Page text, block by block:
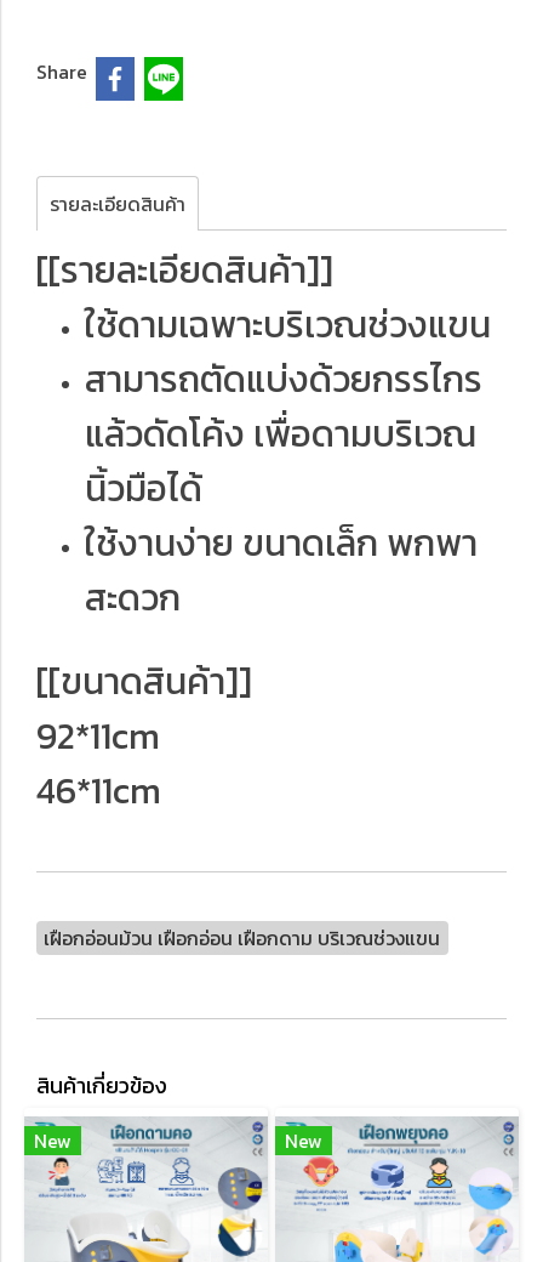
Share
รายละเอียดสินค้า
[[รายละเอียดสินค้า]]
ใช้ดามเฉพาะบริเวณช่วงแขน
สามารถตัดแบ่งด้วยกรรไกร
แล้วดัดโค้ง เพื่อดามบริเวณ
นิ้วมือได้
ใช้งานง่าย ขนาดเล็ก พกพา
สะดวก
[[ขนาดสินค้า]]
92*11cm
46*11cm
เฝือกอ่อนม้วน เฝือกอ่อน เฝือกดาม บริเวณช่วงแขน
สินค้าเกี่ยวข้อง
New New